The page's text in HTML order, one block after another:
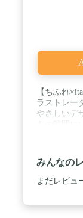
【ちふれ
ラストレー
やさしいデ
仕上げのル
広がる、ル
品なツヤを
す。 / 【カ
じわなどの
みんなの
まだレビュ